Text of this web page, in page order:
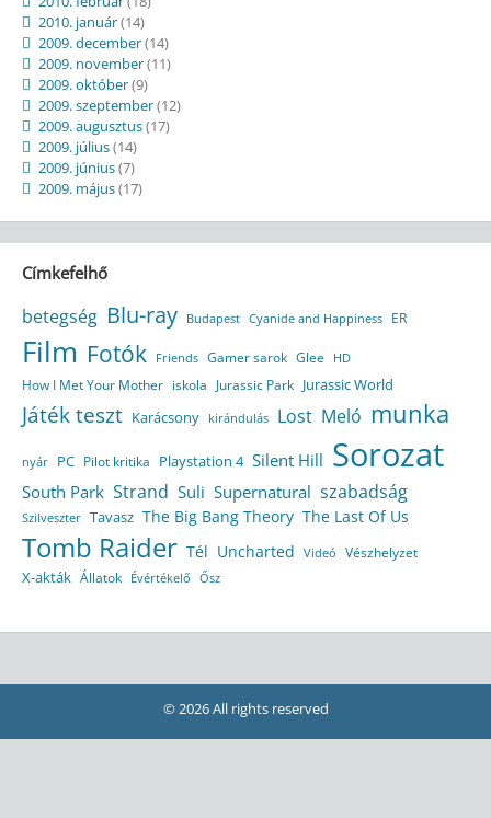
2010. január(14)
2009. december(14)
2009. november(11)
2009. október(9)
2009. szeptember(12)
2009. augusztus(17)
2009. július(14)
2009. június(7)
2009. május(17)
Címkefelhő
betegség Blu-ray Budapest Cyanide and Happiness ER
Film Fotók Friends Gamer sarok Glee HD
How I Met Your Mother iskola Jurassic Park Jurassic World
Játék teszt Karácsony kirándulás Lost Meló munka
nyár PC Pilot kritika Playstation 4 Silent Hill Sorozat
South Park Strand Suli Supernatural szabadság
Szilveszter Tavasz The Big Bang Theory The Last Of Us
Tomb Raider Tél Uncharted Videó Vészhelyzet
X-akták Állatok Évértékelő Ősz
© 2026 All rights reserved